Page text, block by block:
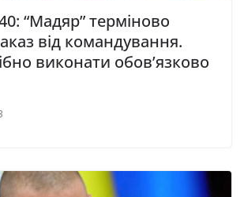
“Мадяр” терміново
від командування.
виконати обов’язково